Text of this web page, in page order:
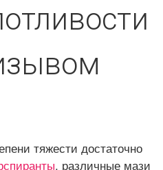
тяжести достаточно
, различные мази